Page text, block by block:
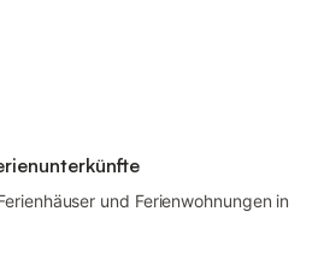
und Ferienwohnungen in